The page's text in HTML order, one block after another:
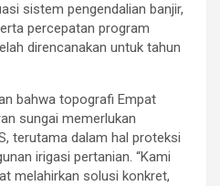
sistem pengendalian banjir,
percepatan program
direncanakan untuk tahun
bahwa topografi Empat
sungai memerlukan
terutama dalam hal proteksi
irigasi pertanian. “Kami
melahirkan solusi konkret,